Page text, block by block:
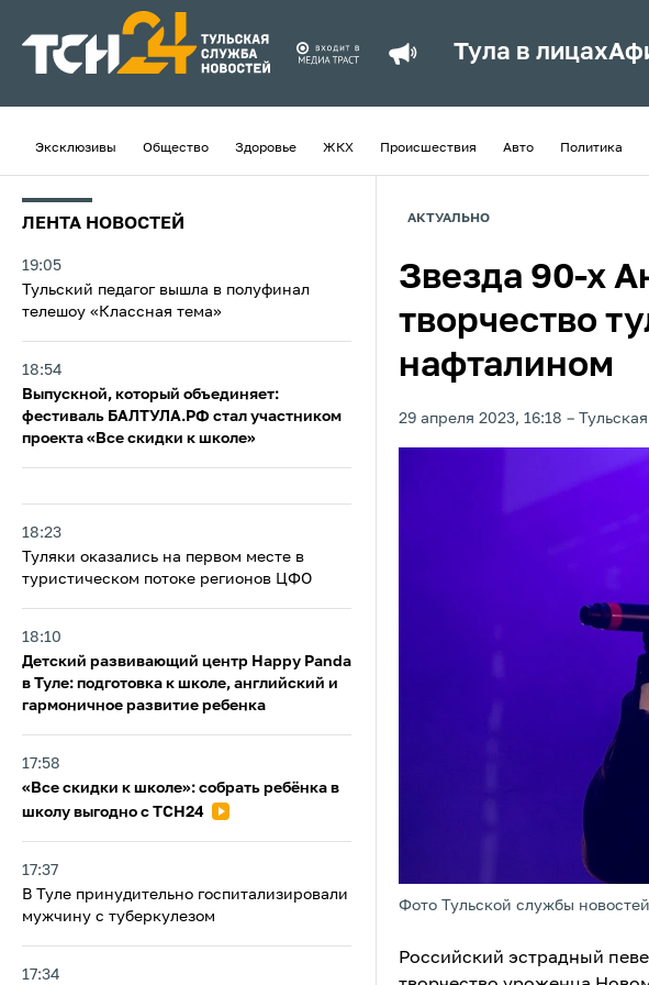
Тула в лицах
Эксклюзивы Общество Здоровье ЖКХ Происшествия Авто Политика
ЛЕНТА НОВОСТЕЙ
19:05
Тульский педагог вышла в полуфинал
телешоу «Классная тема»
18:54
Выпускной, который объединяет:
фестиваль БАЛТУЛА.РФ стал участником
проекта «Все скидки к школе»
18:23
Туляки оказались на первом месте в
туристическом потоке регионов ЦФО
18:10
Детский развивающий центр Happy Panda
в Туле: подготовка к школе, английский и
гармоничное развитие ребенка
17:58
«Все скидки к школе»: собрать ребёнка в
школу выгодно с ТСН24
17:37
В Туле принудительно госпитализировали
мужчину с туберкулезом
17:34
АКТУАЛЬНО
Звезда 90-х
творчество
нафталином
29 апреля 2023, 16:18
Фото Тульской службы новостей
Российский эстрадный